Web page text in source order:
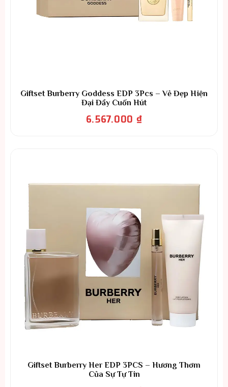
Giftset Burberry Goddess EDP 3Pcs – Vẻ Đẹp Hiện
Đại Đầy Cuốn Hút
6.567.000 ₫
Giftset Burberry Her EDP 3PCS – Hương Thơm
Của Sự Tự Tin